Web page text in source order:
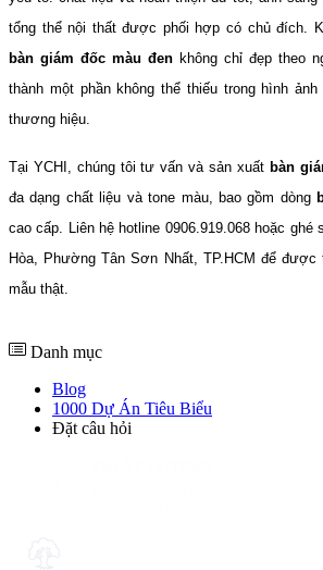
bàn giám đốc màu đen không chỉ đẹp theo
thành một phần không thể thiếu trong hình
thương hiệu.
Tại YCHI, chúng tôi tư vấn và sản xuất bàn
đa dạng chất liệu và tone màu, bao gồm dòng
cao cấp. Liên hệ hotline 0906.919.068 hoặc ghé
Hòa, Phường Tân Sơn Nhất, TP.HCM để
mẫu thật.
Danh mục
Blog
1000 Dự Án Tiêu Biểu
Đặt câu hỏi